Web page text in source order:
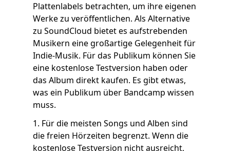
Plattenlabels betrachten, um ihre eigenen
Werke zu veröffentlichen. Als Alternative
zu SoundCloud bietet es aufstrebenden
Musikern eine großartige Gelegenheit für
Indie-Musik. Für das Publikum können Sie
eine kostenlose Testversion haben oder
das Album direkt kaufen. Es gibt etwas,
was ein Publikum über Bandcamp wissen
muss.
1. Für die meisten Songs und Alben sind
die freien Hörzeiten begrenzt. Wenn die
kostenlose Testversion nicht ausreicht,